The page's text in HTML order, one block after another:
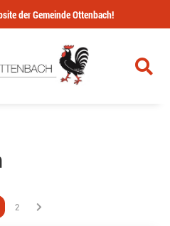
der Gemeinde Ottenbach!
êtes sur la page
Vous êtes sur la page
2